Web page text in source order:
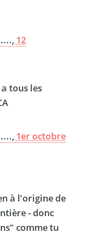
12
tous les
1er octobre
à l’origine de
- donc
comme tu